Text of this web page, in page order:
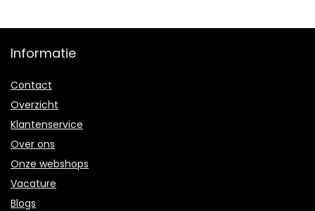
Informatie
Contact
Overzicht
Klantenservice
Over ons
Onze webshops
Vacature
Blogs